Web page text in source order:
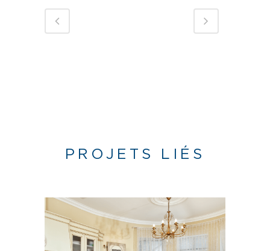
PROJETS LIÉS